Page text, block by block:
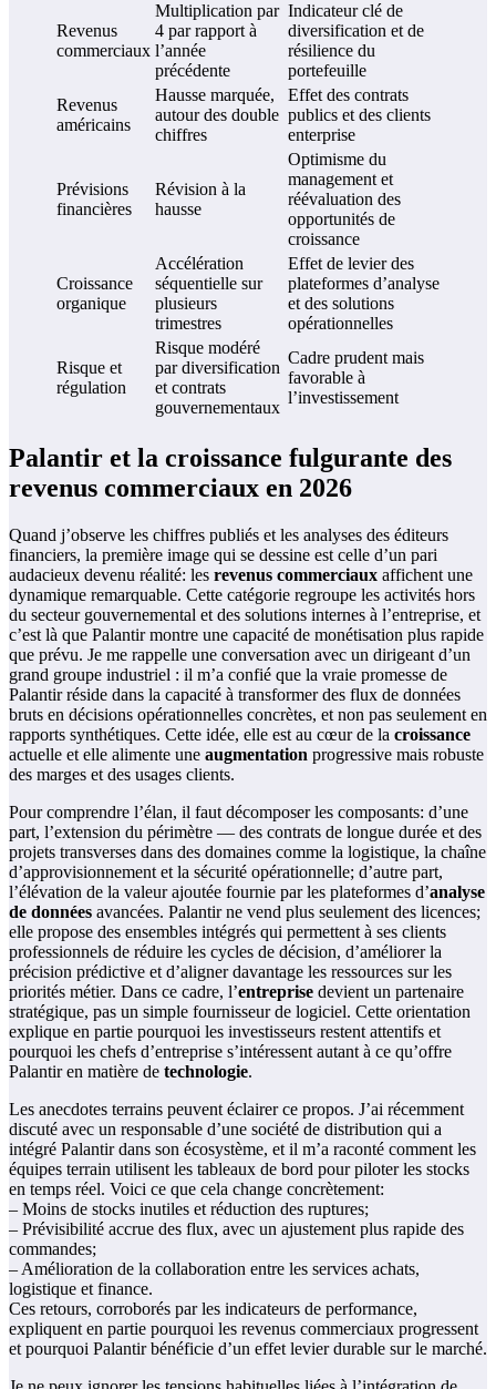
Revenus
commerciaux
Multiplication par
4 par rapport à
l’année
précédente
Indicateur clé de
diversification et de
résilience du
portefeuille
Revenus
américains
Hausse marquée,
autour des double
chiffres
Effet des contrats
publics et des clients
enterprise
Prévisions
financières
Révision à la
hausse
Optimisme du
management et
réévaluation des
opportunités de
croissance
Croissance
organique
Accélération
séquentielle sur
plusieurs
trimestres
Effet de levier des
plateformes d’analyse
et des solutions
opérationnelles
Risque et
régulation
Risque modéré
par diversification
et contrats
gouvernementaux
Cadre prudent mais
favorable à
l’investissement
Palantir et la croissance fulgurante des
revenus commerciaux en 2026
Quand j’observe les chiffres publiés et les analyses des éditeurs
financiers, la première image qui se dessine est celle d’un pari
audacieux devenu réalité: les revenus commerciaux affichent une
dynamique remarquable. Cette catégorie regroupe les activités hors
du secteur gouvernemental et des solutions internes à l’entreprise, et
c’est là que Palantir montre une capacité de monétisation plus rapide
que prévu. Je me rappelle une conversation avec un dirigeant d’un
grand groupe industriel : il m’a confié que la vraie promesse de
Palantir réside dans la capacité à transformer des flux de données
bruts en décisions opérationnelles concrètes, et non pas seulement en
rapports synthétiques. Cette idée, elle est au cœur de la croissance
actuelle et elle alimente une augmentation progressive mais robuste
des marges et des usages clients.
Pour comprendre l’élan, il faut décomposer les composants: d’une
part, l’extension du périmètre — des contrats de longue durée et des
projets transverses dans des domaines comme la logistique, la chaîne
d’approvisionnement et la sécurité opérationnelle; d’autre part,
l’élévation de la valeur ajoutée fournie par les plateformes d’analyse
de données avancées. Palantir ne vend plus seulement des licences;
elle propose des ensembles intégrés qui permettent à ses clients
professionnels de réduire les cycles de décision, d’améliorer la
précision prédictive et d’aligner davantage les ressources sur les
priorités métier. Dans ce cadre, l’entreprise devient un partenaire
stratégique, pas un simple fournisseur de logiciel. Cette orientation
explique en partie pourquoi les investisseurs restent attentifs et
pourquoi les chefs d’entreprise s’intéressent autant à ce qu’offre
Palantir en matière de technologie.
Les anecdotes terrains peuvent éclairer ce propos. J’ai récemment
discuté avec un responsable d’une société de distribution qui a
intégré Palantir dans son écosystème, et il m’a raconté comment les
équipes terrain utilisent les tableaux de bord pour piloter les stocks
en temps réel. Voici ce que cela change concrètement:
– Moins de stocks inutiles et réduction des ruptures;
– Prévisibilité accrue des flux, avec un ajustement plus rapide des
commandes;
– Amélioration de la collaboration entre les services achats,
logistique et finance.
Ces retours, corroborés par les indicateurs de performance,
expliquent en partie pourquoi les revenus commerciaux progressent
et pourquoi Palantir bénéficie d’un effet levier durable sur le marché.